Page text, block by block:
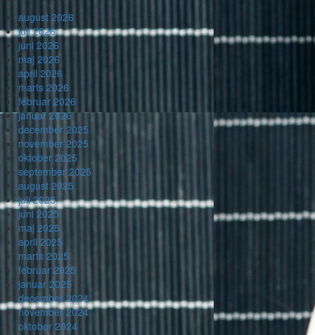
august 2026
juli 2026
juni 2026
maj 2026
april 2026
marts 2026
februar 2026
januar 2026
december 2025
november 2025
oktober 2025
september 2025
august 2025
juli 2025
juni 2025
maj 2025
april 2025
marts 2025
februar 2025
januar 2025
december 2024
november 2024
oktober 2024